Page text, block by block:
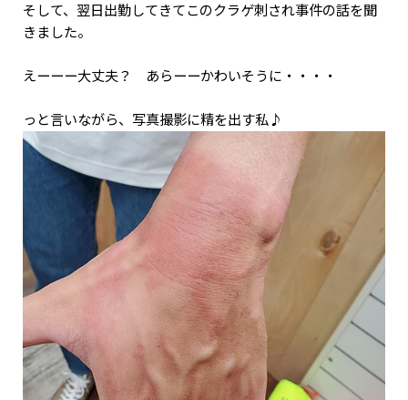
そして、翌日出勤してきてこのクラゲ刺され事件の話を聞
きました。
えーーー大丈夫？ あらーーかわいそうに・・・・
っと言いながら、写真撮影に精を出す私♪